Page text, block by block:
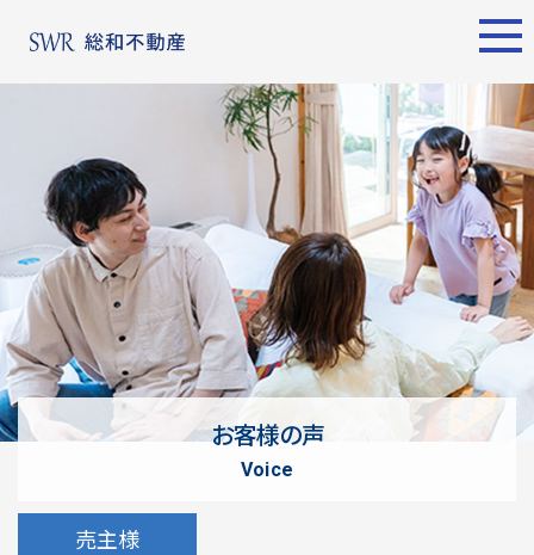
名古屋エリア
物件検索
物件一覧
東京エリア
物件検索
物件一覧
エリア別
名古屋エリア
不動産売却
について
購入希望者
情報一覧
について
売却サポート
シーンごとの売却
売り方のメリット・デメ
リット
買い替えの流れ
売却実績
戸建てを高く売るための
お客様の声
voice
売主様